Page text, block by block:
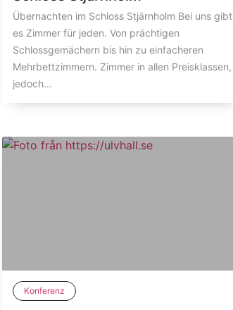
Übernachten im Schloss Stjärnholm Bei uns gibt
es Zimmer für jeden. Von prächtigen
Schlossgemächern bis hin zu einfacheren
Mehrbettzimmern. Zimmer in allen Preisklassen,
jedoch...
Konferenz